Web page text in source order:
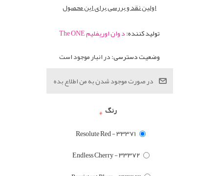
اولین نقد و بررسی برای این محصول
تولید کننده:د وان اوریفلیم The ONE
وضعیت دسترسی:در انبار موجود است
رنگ*
Resolute Red - 33371
Endless Cherry - 33372